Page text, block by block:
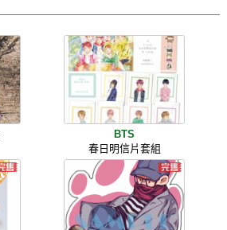
BTS
春日明信片套組